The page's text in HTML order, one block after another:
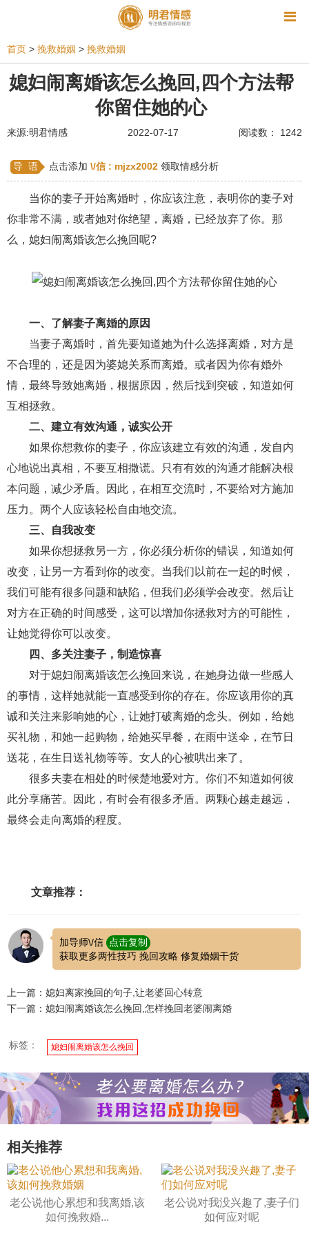
相亲 同性恋 恋爱技巧 挽回爱情
爱情相关 星座情感
姻缘测试 美容 怀孕 交友
感情挽回 双鱼座男生 情感测试
水瓶座男生 摩羯座男生 射手座男生
天蝎座男生 天秤座男生 处女座男生
爱情诗句 狮子座男生
爱情小说 巨蟹座男生 爱情电影 双子座男生
变心 感人 伤感 婚姻问题 脾气
失恋挽救 情绪 时辰八字 爱情的句子
十二生肖 分手复合
异地恋 明星 气质 美妆 情感挽回
化妆 挽留前任 避孕 挽回男友 孕妇食谱
挽回老公 产检 家庭暴力
经营婚姻
产妇食谱 同性恋 交往 搭讪 光棍节
交流沟通 约会 情感语录 情商 两性健康
其他
首页 > 挽救婚姻 > 挽救婚姻
媳妇闹离婚该怎么挽回,四个方法帮
你留住她的心
来源:明君情感 2022-07-17 阅读数： 1242
导 语 点击添加 \/信 : mjzx2002 领取情感分析
当你的妻子开始离婚时，你应该注意，表明你的妻子对
你非常不满，或者她对你绝望，离婚，已经放弃了你。那
么，媳妇闹离婚该怎么挽回呢?
一、了解妻子离婚的原因
当妻子离婚时，首先要知道她为什么选择离婚，对方是
不合理的，还是因为婆媳关系而离婚。或者因为你有婚外
情，最终导致她离婚，根据原因，然后找到突破，知道如何
互相拯救。
二、建立有效沟通，诚实公开
如果你想救你的妻子，你应该建立有效的沟通，发自内
心地说出真相，不要互相撒谎。只有有效的沟通才能解决根
本问题，减少矛盾。因此，在相互交流时，不要给对方施加
压力。两个人应该轻松自由地交流。
三、自我改变
如果你想拯救另一方，你必须分析你的错误，知道如何
改变，让另一方看到你的改变。当我们以前在一起的时候，
我们可能有很多问题和缺陷，但我们必须学会改变。然后让
对方在正确的时间感受，这可以增加你拯救对方的可能性，
让她觉得你可以改变。
四、多关注妻子，制造惊喜
对于媳妇闹离婚该怎么挽回来说，在她身边做一些感人
的事情，这样她就能一直感受到你的存在。你应该用你的真
诚和关注来影响她的心，让她打破离婚的念头。例如，给她
买礼物，和她一起购物，给她买早餐，在雨中送伞，在节日
送花，在生日送礼物等等。女人的心被哄出来了。
很多夫妻在相处的时候楚地爱对方。你们不知道如何彼
此分享痛苦。因此，有时会有很多矛盾。两颗心越走越远，
最终会走向离婚的程度。
文章推荐：
加导师\/信
点击复制
获取更多两性技巧 挽回攻略 修复婚姻干货
上一篇：媳妇离家挽回的句子,让老婆回心转意
下一篇：媳妇闹离婚该怎么挽回,怎样挽回老婆闹离婚
标签： 媳妇闹离婚该怎么挽回
相关推荐
老公说他心累想和我离婚,该
如何挽救婚...
老公说对我没兴趣了,妻子们
如何应对呢